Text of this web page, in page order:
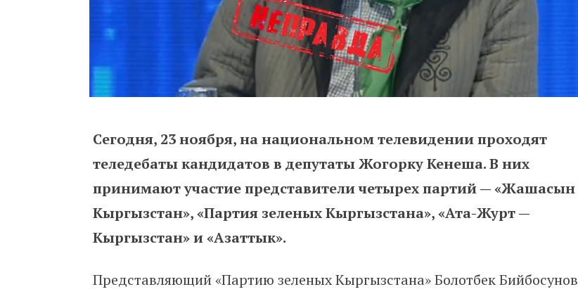
Сегодня, 23 ноября, на национальном телевидении проходят
теледебаты кандидатов в депутаты Жогорку Кенеша. В них
принимают участие представители четырех партий — «Жашасын
Кыргызстан», «Партия зеленых Кыргызстана», «Ата-Журт —
Кыргызстан» и «Азаттык».
Представляющий «Партию зеленых Кыргызстана» Болотбек Бийбосунов